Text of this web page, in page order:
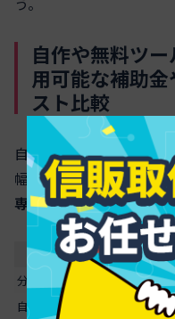
自作や無料ツ
用可能な補助
スト比較
自作や無料ツールでの
幅に抑えられるのが特
専門的な運用サポートは
制作手法
分割払いの外注制作
自作・無料ツール活用
0